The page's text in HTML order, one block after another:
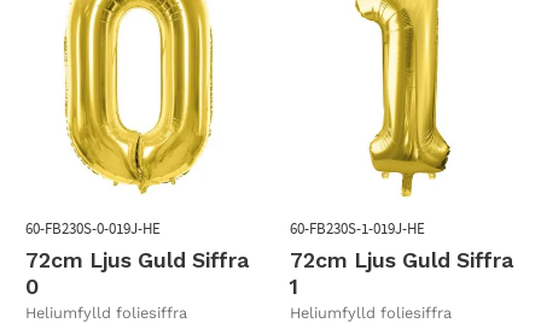
72cm Ljus Guld Siffra
0
Heliumfylld foliesiffra
60-FB230S-0-019J-HE
72cm Ljus Guld Siffra
1
Heliumfylld foliesiffra
60-FB230S-1-019J-HE